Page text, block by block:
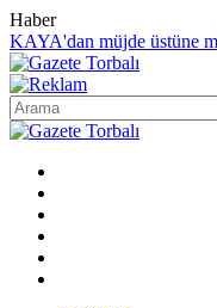
Haber
KAYA'dan müjde üstüne